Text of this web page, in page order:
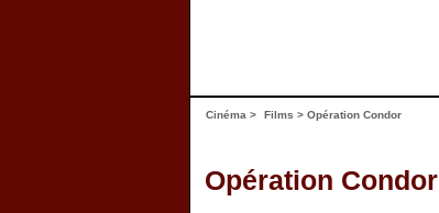
Cinéma > Films > Opération Condor
Opération Condor